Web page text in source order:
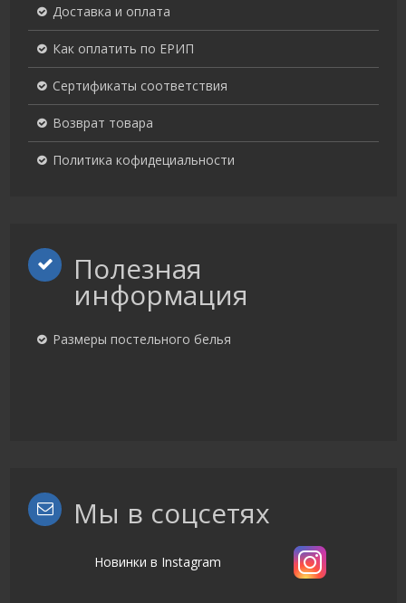
Доставка и оплата
Как оплатить по ЕРИП
Сертификаты соответствия
Возврат товара
Политика кофидециальности
Полезная
информация
Размеры постельного белья
Мы в соцсетях
Новинки в Instagram